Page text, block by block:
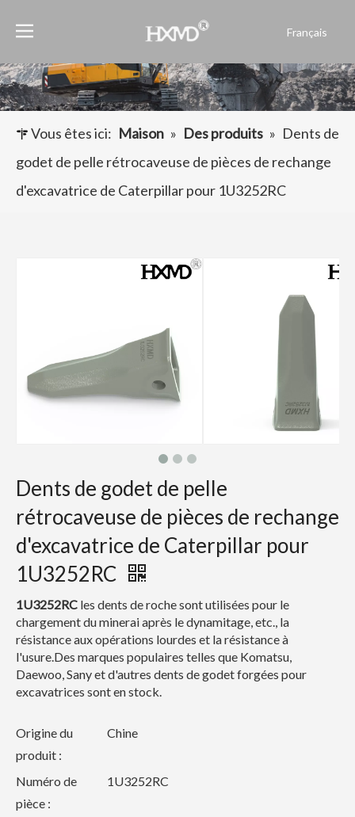
Français
العربية
Pусский
Vous êtes ici: Maison » Des produits » Dents de
godet de pelle rétrocaveuse de pièces de rechange
d'excavatrice de Caterpillar pour 1U3252RC
Dents de godet de pelle
rétrocaveuse de pièces de rechange
d'excavatrice de Caterpillar pour
1U3252RC
1U3252RC les dents de roche sont utilisées pour le
chargement du minerai après le dynamitage, etc., la
résistance aux opérations lourdes et la résistance à
l'usure.Des marques populaires telles que Komatsu,
Daewoo, Sany et d'autres dents de godet forgées pour
excavatrices sont en stock.
Origine du
produit :
Chine
Numéro de
pièce :
1U3252RC